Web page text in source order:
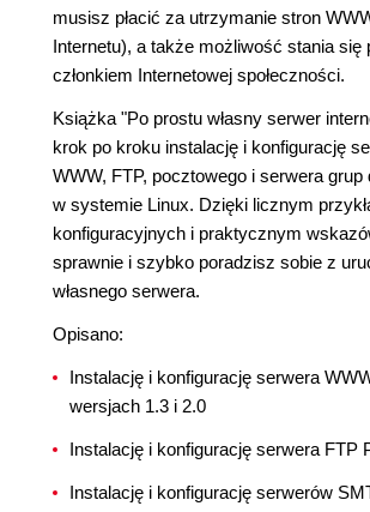
musisz płacić za utrzymanie stron
Internetu), a także możliwość stania się
członkiem Internetowej społeczności.
Książka "Po prostu własny serwer
krok po kroku instalację i konfigurację
WWW, FTP, pocztowego i serwera
w systemie Linux. Dzięki licznym
konfiguracyjnych i praktycznym
sprawnie i szybko poradzisz sobie z
własnego serwera.
Opisano:
Instalację i konfigurację serwera
wersjach 1.3 i 2.0
Instalację i konfigurację serwera FTP
Instalację i konfigurację serwerów